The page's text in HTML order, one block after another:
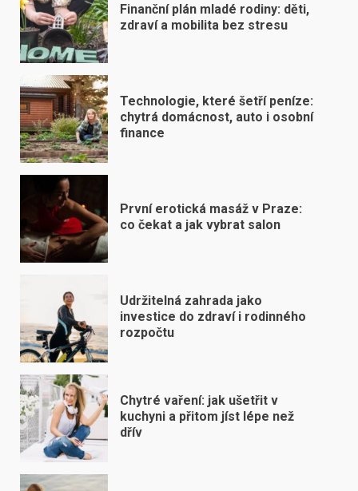
Finanční plán mladé rodiny: děti,
zdraví a mobilita bez stresu
Technologie, které šetří peníze:
chytrá domácnost, auto i osobní
finance
První erotická masáž v Praze:
co čekat a jak vybrat salon
Udržitelná zahrada jako
investice do zdraví i rodinného
rozpočtu
Chytré vaření: jak ušetřit v
kuchyni a přitom jíst lépe než
dřív